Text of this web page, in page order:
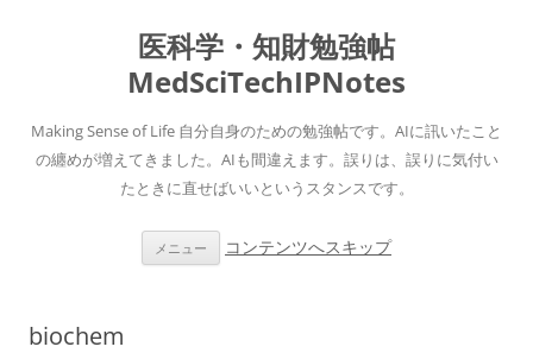
医科学・知財勉強帖
MedSciTechIPNotes
Making Sense of Life 自分自身のための勉強帖です。AIに訊いたこと
の纏めが増えてきました。AIも間違えます。誤りは、誤りに気付い
たときに直せばいいというスタンスです。
メニュー コンテンツへスキップ
biochem